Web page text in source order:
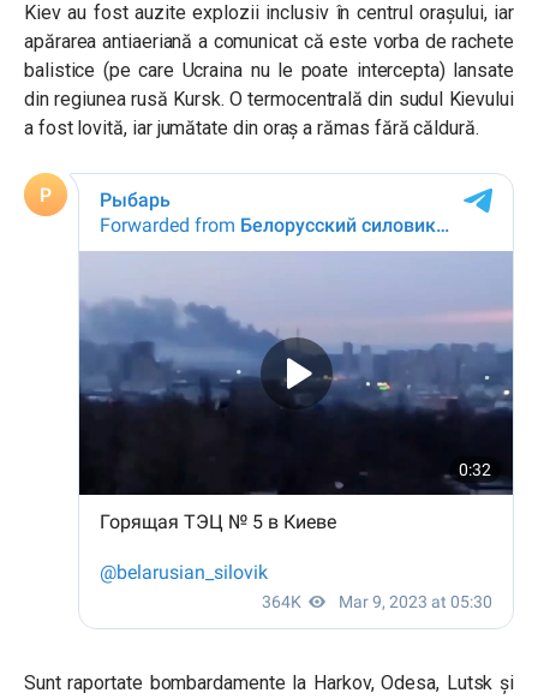
Kiev au fost auzite explozii inclusiv în centrul orașului, iar
apărarea antiaeriană a comunicat că este vorba de rachete
balistice (pe care Ucraina nu le poate intercepta) lansate
din regiunea rusă Kursk. O termocentrală din sudul Kievului
a fost lovită, iar jumătate din oraș a rămas fără căldură.
Sunt raportate bombardamente la Harkov, Odesa, Lutsk și